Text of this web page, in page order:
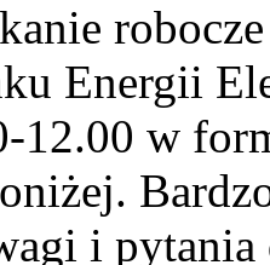
Energii
12.00 w
i